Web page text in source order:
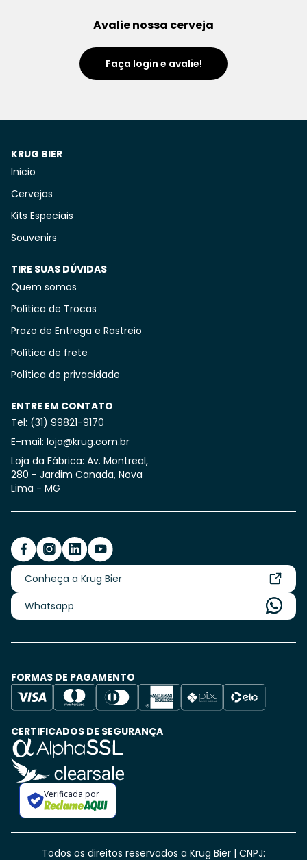
Avalie nossa cerveja
Faça login e avalie!
KRUG BIER
Inicio
Cervejas
Kits Especiais
Souvenirs
TIRE SUAS DÚVIDAS
Quem somos
Política de Trocas
Prazo de Entrega e Rastreio
Política de frete
Política de privacidade
ENTRE EM CONTATO
Tel: (31) 99821-9170
E-mail: loja@krug.com.br
Loja da Fábrica: Av. Montreal,
280 - Jardim Canada, Nova
Lima - MG
Conheça a Krug Bier
Whatsapp
FORMAS DE PAGAMENTO
CERTIFICADOS DE SEGURANÇA
Verificada por
Todos os direitos reservados a Krug Bier | CNPJ: